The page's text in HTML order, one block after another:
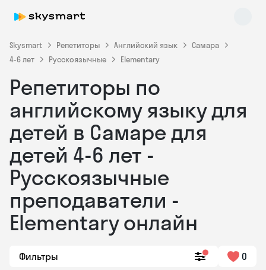
Skysmart Репетиторы Английский язык
Самара
4-6 лет
Русскоязычные Elementary
Репетиторы по
английскому языку для
детей в Самаре для
детей 4-6 лет -
Русскоязычные
преподаватели -
Elementary онлайн
Фильтры 0
Skysmart Chat